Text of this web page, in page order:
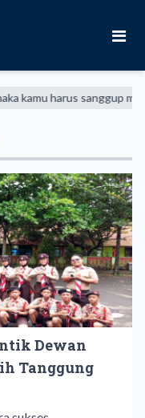
sanggup menahan
Dewan
Tanggung